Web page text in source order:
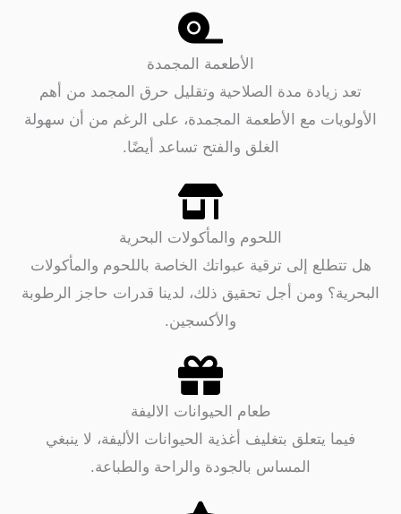
الأطعمة المجمدة
زيادة مدة الصلاحية وتقليل حرق المجمد من أهم
مع الأطعمة المجمدة، على الرغم من أن سهولة
الغلق والفتح تساعد أيضًا.
اللحوم والمأكولات البحرية
إلى ترقية عبواتك الخاصة باللحوم والمأكولات
ومن أجل تحقيق ذلك، لدينا قدرات حاجز الرطوبة
والأكسجين.
طعام الحيوانات الاليفة
يتعلق بتغليف أغذية الحيوانات الأليفة، لا ينبغي
المساس بالجودة والراحة والطباعة.